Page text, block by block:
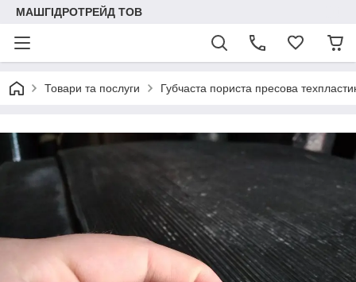
МАШГІДРОТРЕЙД ТОВ
Товари та послуги Губчаста пориста пресова